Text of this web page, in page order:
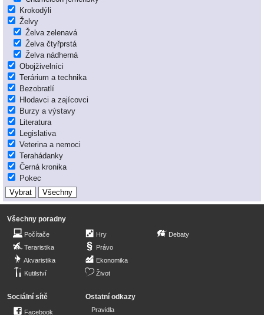
Krokodýli
Želvy
Želva zelenavá
Želva čtyřprstá
Želva nádherná
Obojživelníci
Terárium a technika
Bezobratlí
Hlodavci a zajícovci
Burzy a výstavy
Literatura
Legislativa
Veterina a nemoci
Terahádanky
Černá kronika
Pokec
Všechny poradny
Počítače
Teraristika
Akvaristika
Kutilství
Hry
Právo
Ekonomika
Život
Debaty
Sociální sítě
Facebook
Ostatní odkazy
Pravidla